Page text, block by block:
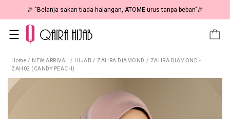
🎉 "Belanja sakan tiada halangan, ATOME urus tanpa beban"🎉
Home / NEW ARRIVAL / HIJAB / ZAHRA DIAMOND / ZAHRA DIAMOND -
ZAH02 (CANDY PEACH)